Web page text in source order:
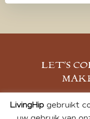
LET’S
LivingHipgebruikt